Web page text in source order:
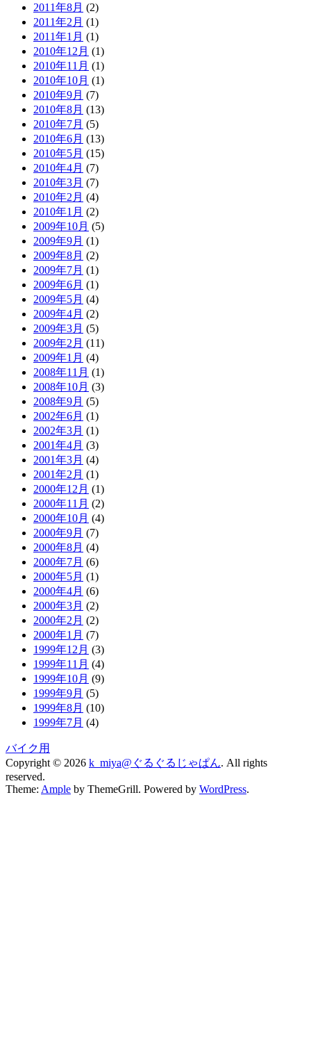
2011年8月 (2)
2011年2月 (1)
2011年1月 (1)
2010年12月 (1)
2010年11月 (1)
2010年10月 (1)
2010年9月 (7)
2010年8月 (13)
2010年7月 (5)
2010年6月 (13)
2010年5月 (15)
2010年4月 (7)
2010年3月 (7)
2010年2月 (4)
2010年1月 (2)
2009年10月 (5)
2009年9月 (1)
2009年8月 (2)
2009年7月 (1)
2009年6月 (1)
2009年5月 (4)
2009年4月 (2)
2009年3月 (5)
2009年2月 (11)
2009年1月 (4)
2008年11月 (1)
2008年10月 (3)
2008年9月 (5)
2002年6月 (1)
2002年3月 (1)
2001年4月 (3)
2001年3月 (4)
2001年2月 (1)
2000年12月 (1)
2000年11月 (2)
2000年10月 (4)
2000年9月 (7)
2000年8月 (4)
2000年7月 (6)
2000年5月 (1)
2000年4月 (6)
2000年3月 (2)
2000年2月 (2)
2000年1月 (7)
1999年12月 (3)
1999年11月 (4)
1999年10月 (9)
1999年9月 (5)
1999年8月 (10)
1999年7月 (4)
バイク用
Copyright © 2026 k_miya@ぐるぐるじゃぱん. All rights
reserved.
Theme: Ample by ThemeGrill. Powered by WordPress.